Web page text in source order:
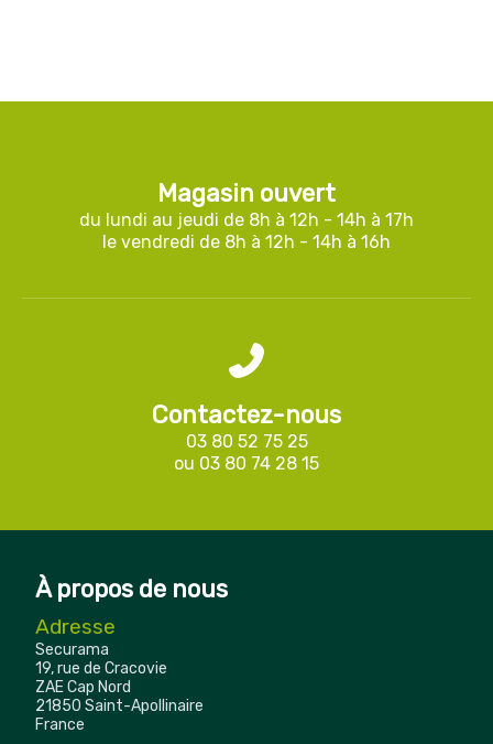
Magasin ouvert
du lundi au jeudi de 8h à 12h - 14h à 17h
le vendredi de 8h à 12h - 14h à 16h
Contactez-nous
03 80 52 75 25
ou 03 80 74 28 15
À propos de nous
Adresse
Securama
19, rue de Cracovie
ZAE Cap Nord
21850 Saint-Apollinaire
France